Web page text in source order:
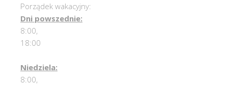
Porządek wakacyjny:
Dni powszednie:
8:00,
18:00
Niedziela:
8:00,